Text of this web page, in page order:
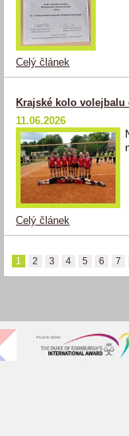
Celý článek
Krajské kolo volejbalu
11.06.2026
Celý článek
1 2 3 4 5 6 7